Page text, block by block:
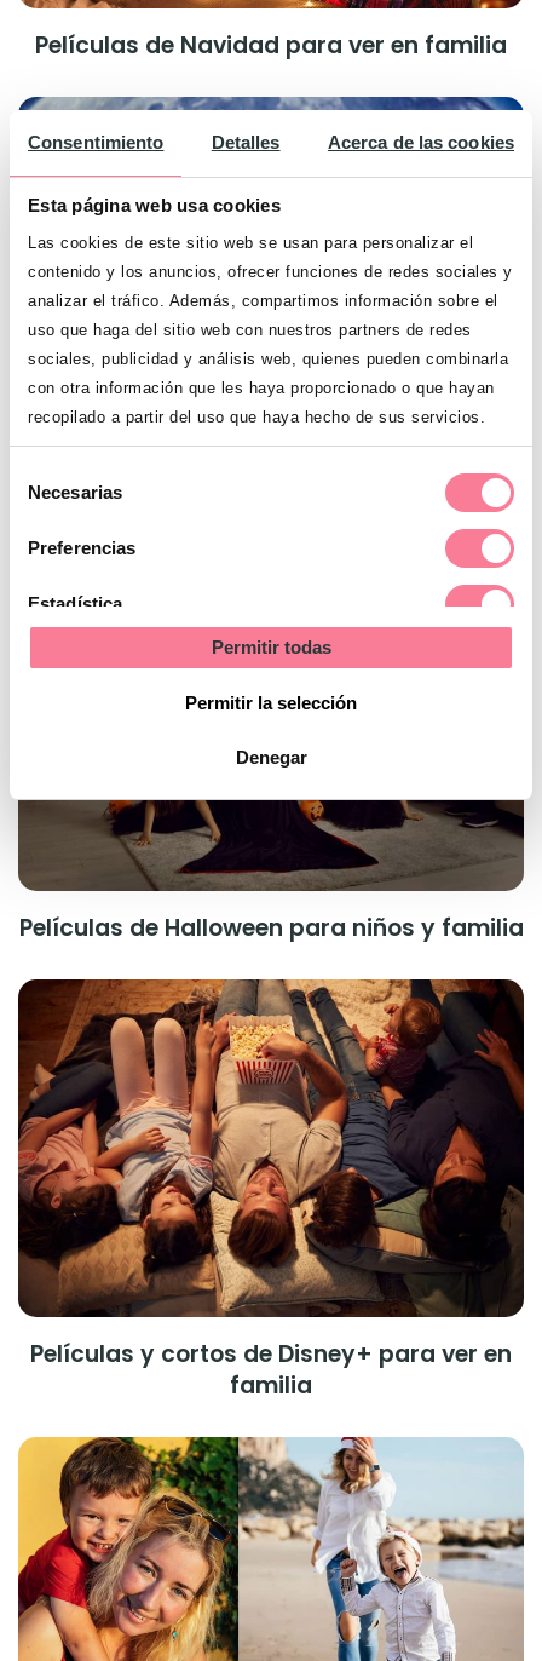
Consentimiento Detalles Acerca de las cookies
Esta página web usa cookies
Las cookies de este sitio web se usan para personalizar el
contenido y los anuncios, ofrecer funciones de redes sociales y
analizar el tráfico. Además, compartimos información sobre el
uso que haga del sitio web con nuestros partners de redes
sociales, publicidad y análisis web, quienes pueden combinarla
con otra información que les haya proporcionado o que hayan
recopilado a partir del uso que haya hecho de sus servicios.
Necesarias
Preferencias
Estadística
Permitir todas
Permitir la selección
Denegar
Películas de Navidad para ver en familia
Películas familiares para pasarlo en
Películas de Halloween para niños y familia
Películas y cortos de Disney+ para ver en
familia